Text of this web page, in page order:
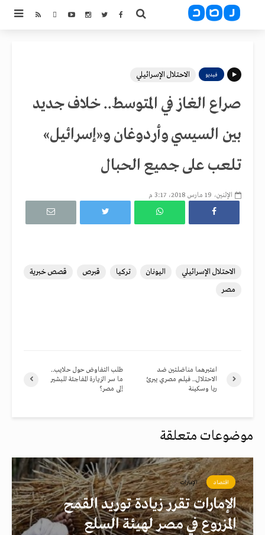
فيديو الاحتلال الإسرائيلي
صراع الغاز في المتوسط.. خلاف جديد
بين السيسي وأردوغان و«إسرائيل»
تلعب على جميع الحبال
الإثنين، 19 مارس 2018، 3:17 م
الاحتلال الإسرائيلي اليونان تركيا قبرص
قصص خبرية
مصر
طلب التفاوض حول حلايب..
ما سر الزيارة المفاجئة للبشير
إلى مصر؟
اعتبرهما مناضلتين ضد
الاحتلال.. فيلم مصري يبرئ
ريا وسكينة
موضوعات متعلقة
اقتصاد الإمارات
الإمارات تقرر زيادة توريد القمح
المزروع في مصر لهيئة السلع